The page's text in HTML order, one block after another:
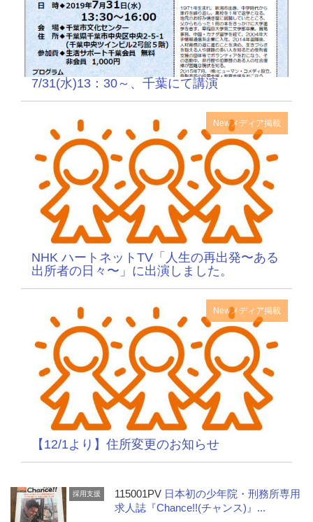
7/31(水)13：30～、千葉にて講演
Newメディア掲載
NHK ハートネットTV「人生の再出発〜ある
出所者の日々〜」に出演しました。
Newメディア掲載
【12/1より】住所変更のお知らせ
採用支援 115001PV 日本初の少年院・刑務所専用
求人誌『Chance!!(チャンス)』...